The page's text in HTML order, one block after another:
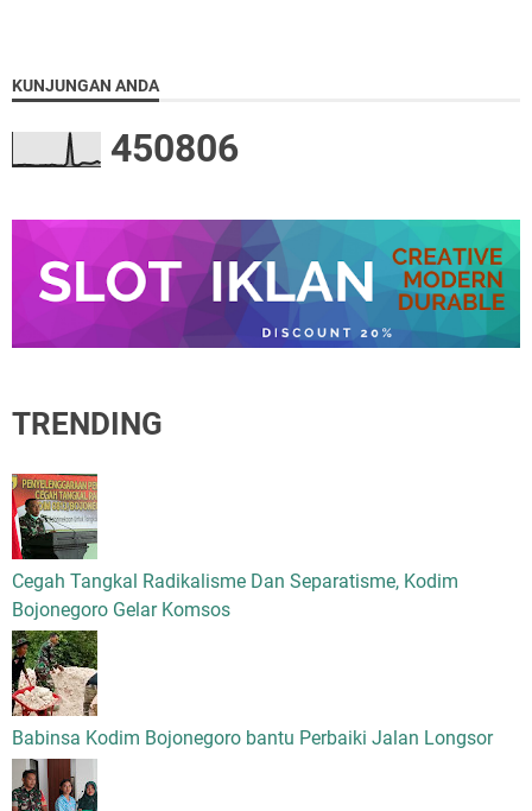
KUNJUNGAN ANDA
450806
TRENDING
Cegah Tangkal Radikalisme Dan Separatisme, Kodim
Bojonegoro Gelar Komsos
Babinsa Kodim Bojonegoro bantu Perbaiki Jalan Longsor